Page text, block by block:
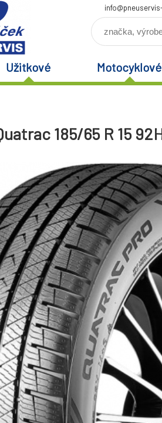
Užitkové Motocyklové
185/65 R 15